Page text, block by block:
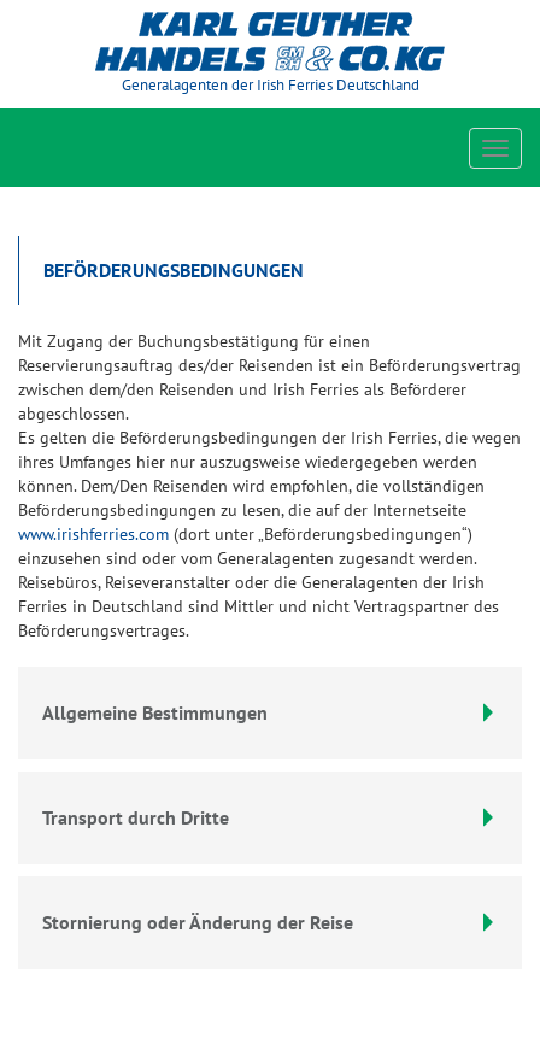
Generalagenten der Irish Ferries Deutschland
BEFÖRDERUNGSBEDINGUNGEN
Mit Zugang der Buchungsbestätigung für einen
Reservierungsauftrag des/der Reisenden ist ein Beförderungsvertrag
zwischen dem/den Reisenden und Irish Ferries als Beförderer
abgeschlossen.
Es gelten die Beförderungsbedingungen der Irish Ferries, die wegen
ihres Umfanges hier nur auszugsweise wiedergegeben werden
können. Dem/Den Reisenden wird empfohlen, die vollständigen
Beförderungsbedingungen zu lesen, die auf der Internetseite
www.irishferries.com (dort unter „Beförderungsbedingungen“)
einzusehen sind oder vom Generalagenten zugesandt werden.
Reisebüros, Reiseveranstalter oder die Generalagenten der Irish
Ferries in Deutschland sind Mittler und nicht Vertragspartner des
Beförderungsvertrages.
Allgemeine Bestimmungen
Transport durch Dritte
Stornierung oder Änderung der Reise